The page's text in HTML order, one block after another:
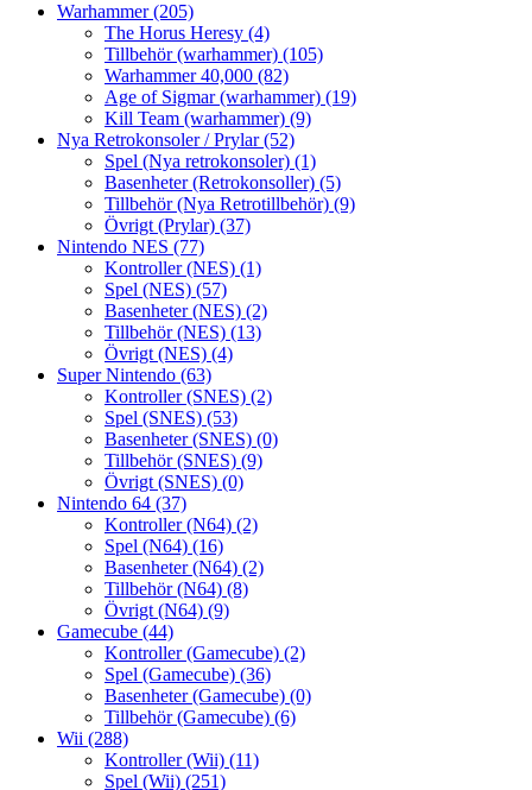
Warhammer(205)
The Horus Heresy (4)
Tillbehör (warhammer) (105)
Warhammer 40,000 (82)
Age of Sigmar (warhammer) (19)
Kill Team (warhammer) (9)
Nya Retrokonsoler / Prylar(52)
Spel (Nya retrokonsoler) (1)
Basenheter (Retrokonsoller) (5)
Tillbehör (Nya Retrotillbehör) (9)
Övrigt (Prylar) (37)
Nintendo NES (77)
Kontroller (NES) (1)
Spel (NES) (57)
Basenheter (NES) (2)
Tillbehör (NES) (13)
Övrigt (NES) (4)
Super Nintendo (63)
Kontroller (SNES) (2)
Spel (SNES) (53)
Basenheter (SNES) (0)
Tillbehör (SNES) (9)
Övrigt (SNES) (0)
Nintendo 64 (37)
Kontroller (N64) (2)
Spel (N64) (16)
Basenheter (N64) (2)
Tillbehör (N64) (8)
Övrigt (N64) (9)
Gamecube (44)
Kontroller (Gamecube) (2)
Spel (Gamecube) (36)
Basenheter (Gamecube) (0)
Tillbehör (Gamecube) (6)
Wii (288)
Kontroller (Wii) (11)
Spel (Wii) (251)